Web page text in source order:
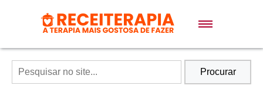
Doces e Sobremesas
Air Fryer
Procurar